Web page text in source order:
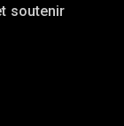
soutenir